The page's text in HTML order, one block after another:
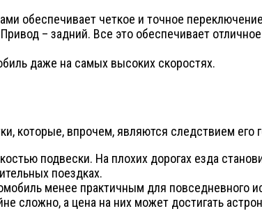
обеспечивает четкое и точное
– задний. Все это обеспечивает
даже на самых высоких скоростях.
которые, впрочем, являются следствием его
подвески. На плохих дорогах езда
поездках.
менее практичным для повседневного
сложно, а цена на них может достигать